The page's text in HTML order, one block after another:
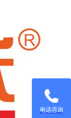
电话咨询